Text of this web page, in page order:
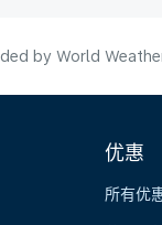
by World
优惠
所有优